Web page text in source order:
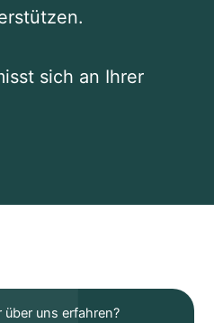
sich an Ihrer
über uns erfahren?